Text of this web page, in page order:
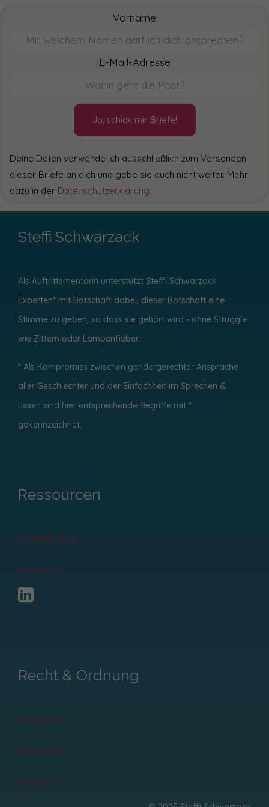
Vorname
E-Mail-Adresse
Ja, schick mir Briefe!
Deine Daten verwende ich ausschließlich zum Versenden
dieser Briefe an dich und gebe sie auch nicht weiter. Mehr
dazu in der Datenschutzerklärung.
Steffi Schwarzack
Als Auftrittsmentorin unterstützt Steffi Schwarzack
Experten* mit Botschaft dabei, dieser Botschaft eine
Stimme zu geben, so dass sie gehört wird - ohne Struggle
wie Zittern oder Lampenfieber.
* Als Kompromiss zwischen gendergerechter Ansprache
aller Geschlechter und der Einfachheit im Sprechen &
Lesen sind hier entsprechende Begriffe mit *
gekennzeichnet.
Ressourcen
Podcast/ Blog
Newsletter
Recht & Ordnung
Impressum
Datenschutz
Kontakt